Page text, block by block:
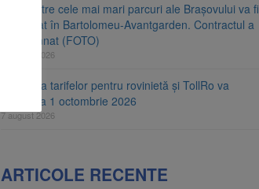
Unul dintre cele mai mari parcuri ale Brașovului va fi
amenajat în Bartolomeu-Avantgarden. Contractul a
fost semnat (FOTO)
7 august 2026
Aplicarea tarifelor pentru rovinietă și TollRo va
începe la 1 octombrie 2026
7 august 2026
ARTICOLE RECENTE